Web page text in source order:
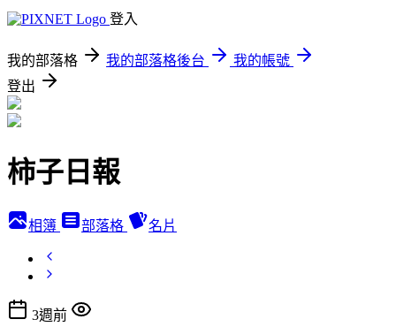
登入
我的部落格 我的部落格後台
我的帳號
登出
柿子日報
相簿 部落格 名片
3週前